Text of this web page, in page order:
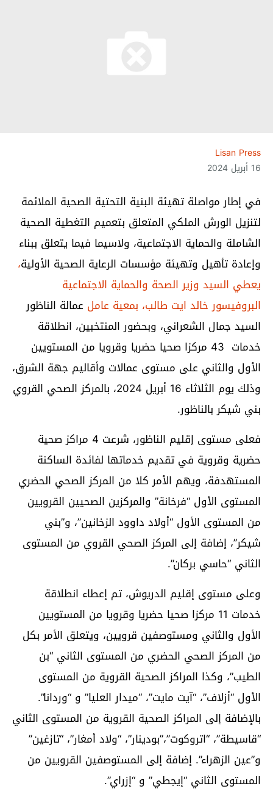
Lisan Press
16 أبريل 2024
في إطار مواصلة تهيئة البنية التحتية الصحية الملائمة
لتنزيل الورش الملكي المتعلق بتعميم التغطية الصحية
الشاملة والحماية الاجتماعية، ولاسيما فيما يتعلق ببناء
وإعادة تأهيل وتهيئة مؤسسات الرعاية الصحية الأولية،
يعطي السيد وزير الصحة والحماية الاجتماعية
البروفيسور خالد ايت طالب، بمعية عامل عمالة الناظور
السيد جمال الشعراني، وبحضور المنتخبين، انطلاقة
خدمات 43 مركزا صحيا حضريا وقرويا من المستويين
الأول والثاني على مستوى عمالات وأقاليم جهة الشرق،
وذلك يوم الثلاثاء 16 أبريل 2024، بالمركز الصحي القروي
بني شيكر بالناظور.
فعلى مستوى إقليم الناظور، شرعت 4 مراكز صحية
حضرية وقروية في تقديم خدماتها لفائدة الساكنة
المستهدفة، ويهم الأمر كلا من المركز الصحي الحضري
المستوى الأول “فرخانة” والمركزين الصحيين القرويين
من المستوى الأول “أولاد داوود الزخانين”، و”بني
شيكر”، إضافة إلى المركز الصحي القروي من المستوى
الثاني “حاسي بركان”.
وعلى مستوى إقليم الدريوش، تم إعطاء انطلاقة
خدمات 11 مركزا صحيا حضريا وقرويا من المستويين
الأول والثاني ومستوصفين قرويين، ويتعلق الأمر بكل
من المركز الصحي الحضري من المستوى الثاني “بن
الطيب”، وكذا المراكز الصحية القروية من المستوى
الأول “أزلاف”، “آيت مايت”، “ميدار العليا” و “وردانا”.
بالإضافة إلى المراكز الصحية القروية من المستوى الثاني
“قاسيطة”، “اتروكوت”،”بودينار”، “ولاد أمغار”، “تازغين”
و”عين الزهراء”. إضافة إلى المستوصفين القرويين من
المستوى الثاني “إيجطي” و “إزراي”.